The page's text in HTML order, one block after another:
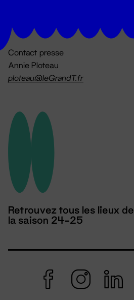
Contact presse
Annie Ploteau
ploteau@leGrandT.fr
Retrouvez tous les lieux de
la saison 24-25